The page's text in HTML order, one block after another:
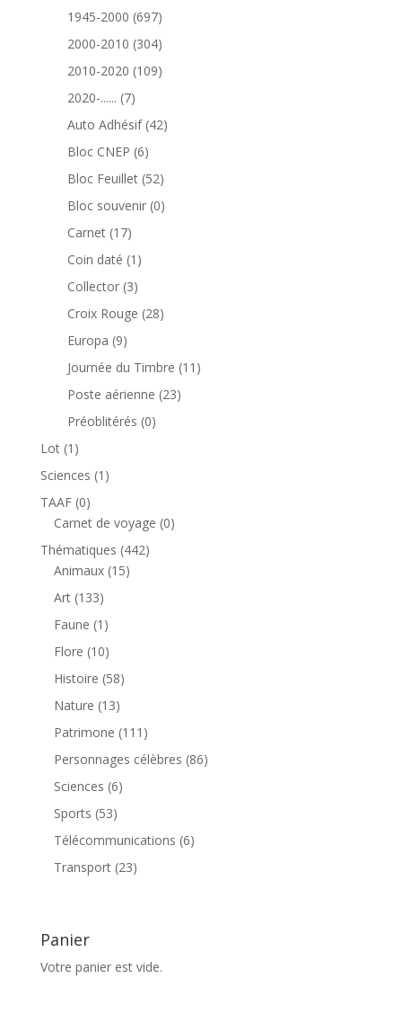
produits
1945-2000 697697
produits
2000-2010 304304
produits
2010-2020 109109
2020-...... 77
produits
Auto Adhésif 4242
Bloc CNEP 66
produits
Bloc Feuillet 5252
produits
Bloc souvenir 00
Carnet 1717
produits
Coin daté 1 1
produit
Collector 33
produits
Croix Rouge 2828
Europa 99
produits
Journée du Timbre 11 11
Poste aérienne 2323
Préoblitérés 00
Lot 1 1
produit
Sciences 1 1
TAAF 00
produit
Carnet de voyage 00
Thématiques 442442
Animaux 1515
Art 133133
produits
Faune 1 1
produit
Flore 1010
produits
Histoire 5858
Nature 1313
produits
Patrimone 111 111
produits
Personnages célèbres 8686
Sciences 66
Sports 5353
produits
Télécommunications 66
Transport 2323
Panier
Votre panier est vide.